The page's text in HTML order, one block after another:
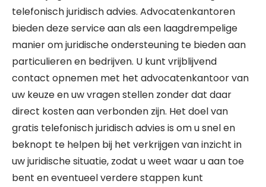
telefonisch juridisch advies. Advocatenkantoren
bieden deze service aan als een laagdrempelige
manier om juridische ondersteuning te bieden aan
particulieren en bedrijven. U kunt vrijblijvend
contact opnemen met het advocatenkantoor van
uw keuze en uw vragen stellen zonder dat daar
direct kosten aan verbonden zijn. Het doel van
gratis telefonisch juridisch advies is om u snel en
beknopt te helpen bij het verkrijgen van inzicht in
uw juridische situatie, zodat u weet waar u aan toe
bent en eventueel verdere stappen kunt